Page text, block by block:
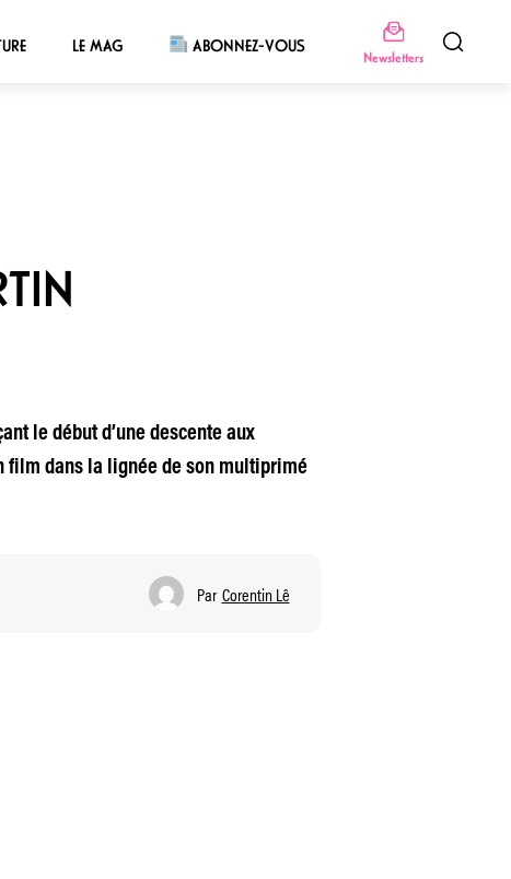
LE MAG ABONNEZ-VOUS
Newsletters
le début d’une descente aux
film dans la lignée de son multiprimé
Par Corentin Lê